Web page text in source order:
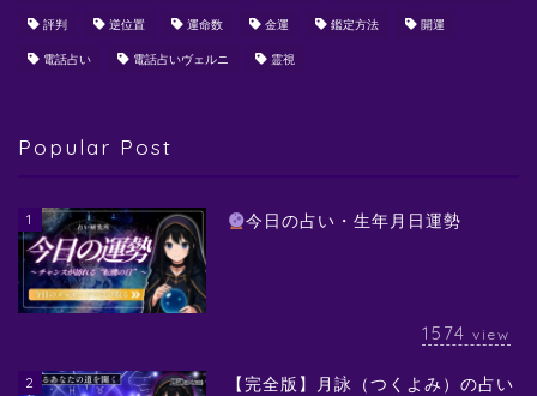
評判 逆位置 運命数 金運 鑑定方法 開運
電話占い 電話占いヴェルニ 霊視
Popular Post
1 今日の占い・生年月日運勢
1574 view
2
【完全版】月詠（つくよみ）の占い